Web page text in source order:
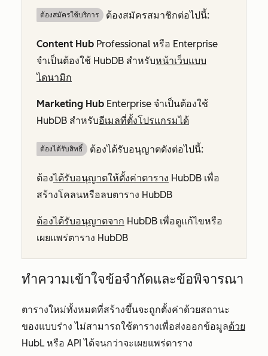
ต้องสมัครใช้บริการ ต้องสมัครสมาชิกต่อไปนี้:
Content Hub Professional หรือ Enterprise
จำเป็นต้องใช้ HubDB สำหรับหน้าเว็บแบบ
ไดนามิก
Marketing Hub Enterprise จำเป็นต้องใช้
HubDB สำหรับอีเมลที่ตั้งโปรแกรมได้
ต้องได้รับสิทธิ์​ ต้องได้รับอนุญาตดังต่อไปนี้:
ต้องได้รับอนุญาตให้ตั้งค่าตาราง HubDB เพื่อ
สร้างโคลนหรือลบตาราง HubDB
ต้องได้รับอนุญาตจาก HubDB เพื่อดูแก้ไขหรือ
เผยแพร่ตาราง HubDB
ทำความเข้าใจข้อจำกัดและข้อพิจารณา
ตารางใหม่ทั้งหมดที่สร้างขึ้นจะถูกตั้งค่าด้วยสถานะ
ของแบบร่าง ไม่สามารถใช้ตารางเพื่อส่งออกข้อมูลด้วย
HubL หรือ API ได้จนกว่าจะเผยแพร่ตาราง